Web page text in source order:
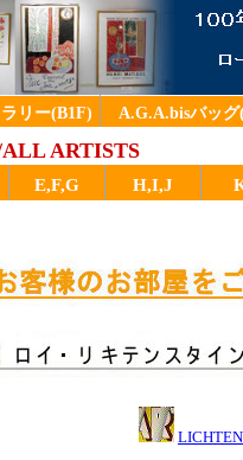
リー(B1F) A.G.A.bisバッグ
ARTISTS
E,F,G H,I,J